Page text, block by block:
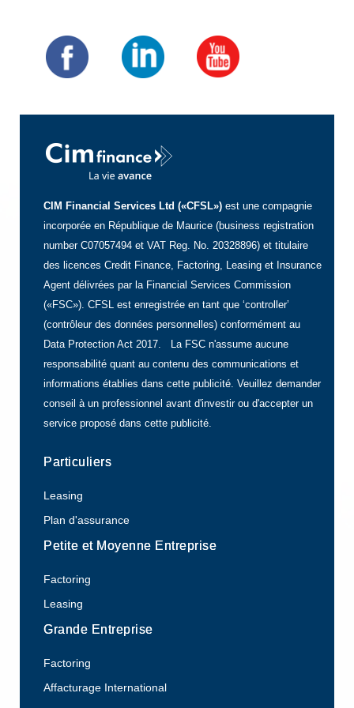
CIM Financial Services Ltd («CFSL») est une compagnie
incorporée en République de Maurice (business registration
number C07057494 et VAT Reg. No. 20328896) et titulaire
des licences Credit Finance, Factoring, Leasing et Insurance
Agent délivrées par la Financial Services Commission
(«FSC»). CFSL est enregistrée en tant que ‘controller’
(contrôleur des données personnelles) conformément au
Data Protection Act 2017. La FSC n'assume aucune
responsabilité quant au contenu des communications et
informations établies dans cette publicité. Veuillez demander
conseil à un professionnel avant d'investir ou d'accepter un
service proposé dans cette publicité.
Particuliers
Leasing
Plan d'assurance
Petite et Moyenne Entreprise
Factoring
Leasing
Grande Entreprise
Factoring
Affacturage International